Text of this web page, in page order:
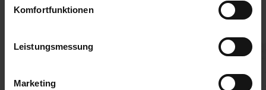
verwendeten Technologien und den Empfängern der
Daten finden Sie in unserer Datenschutzerklärung.
Komfortfunktionen
Leistungsmessung
Marketing
bunt 250ml 8 StückPappteller bunt 25cm 8 StückPappteller Sonne 25cm